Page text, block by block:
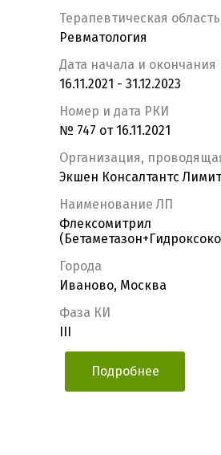
Терапевтическая область
Ревматология
Дата начала и окончания
16.11.2021 - 31.12.2023
Номер и дата РКИ
№ 747 от 16.11.2021
Организация,
Экшен Консалтантс
Наименование ЛП
Флексомитрил
Города
Иваново, Москва
Фаза КИ
Подробнее